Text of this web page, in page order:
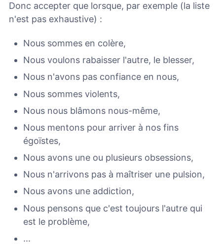
Donc accepter que lorsque, par exemple (la liste
n'est pas exhaustive) :
Nous sommes en colère,
Nous voulons rabaisser l'autre, le blesser,
Nous n'avons pas confiance en nous,
Nous sommes violents,
Nous nous blâmons nous-même,
Nous mentons pour arriver à nos fins
égoïstes,
Nous avons une ou plusieurs obsessions,
Nous n'arrivons pas à maîtriser une pulsion,
Nous avons une addiction,
Nous pensons que c'est toujours l'autre qui
est le problème,
...